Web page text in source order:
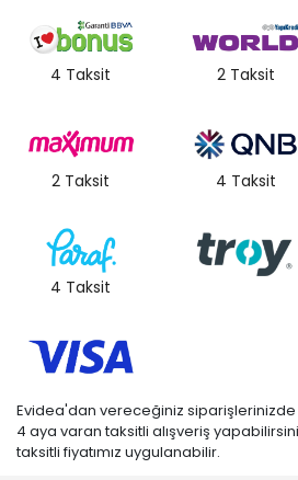
4 Taksit 2 Taksit
2 Taksit 4 Taksit
4 Taksit
Evidea'dan vereceğiniz siparişlerinizde
4 aya varan taksitli alışveriş
taksitli fiyatımız uygulanabilir.